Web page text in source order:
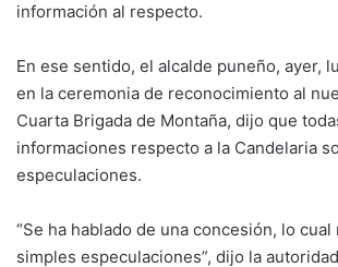
información al respecto.
En ese sentido, el alcalde puneño, ayer,
en la ceremonia de reconocimiento al
Cuarta Brigada de Montaña, dijo que
informaciones respecto a la Candelaria
especulaciones.
“Se ha hablado de una concesión, lo cual
simples especulaciones”, dijo la